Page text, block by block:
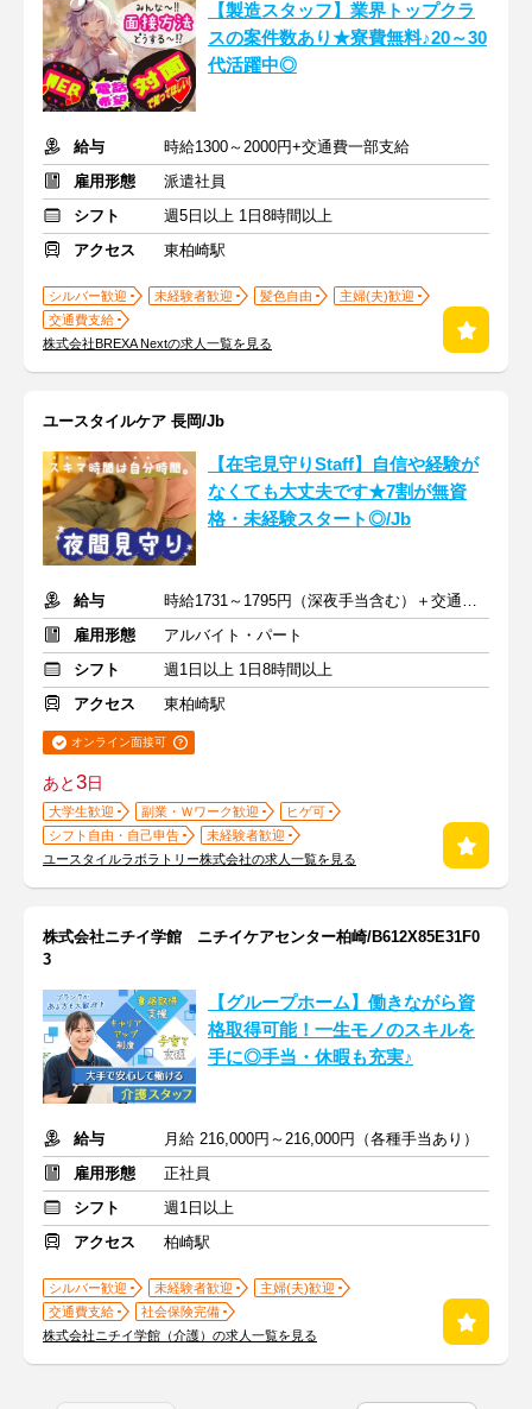
【製造スタッフ】業界トップクラ
スの案件数あり★寮費無料♪20～30
代活躍中◎
給与
時給1300～2000円+交通費一部支給
雇用形態
派遣社員
シフト
週5日以上 1日8時間以上
アクセス
東柏崎駅
シルバー歓迎 未経験者歓迎 髪色自由
主婦(夫)歓迎
交通費支給
株式会社BREXA Nextの求人一覧を見る
ユースタイルケア 長岡/Jb
【在宅見守りStaff】自信や経験が
なくても大丈夫です★7割が無資
格・未経験スタート◎/Jb
給与
時給1731～1795円（深夜手当含む）＋交通費支給
雇用形態
アルバイト・パート
シフト
週1日以上 1日8時間以上
アクセス
東柏崎駅
オンライン面接可
あと3日
大学生歓迎 副業・Ｗワーク歓迎
ヒゲ可
シフト自由・自己申告
未経験者歓迎
ユースタイルラボラトリー株式会社の求人一覧を見る
株式会社ニチイ学館 ニチイケアセンター柏崎/B612X85E31F0
3
【グループホーム】働きながら資
格取得可能！一生モノのスキルを
手に◎手当・休暇も充実♪
給与
月給 216,000円～216,000円（各種手当あり）
雇用形態
正社員
シフト
週1日以上
アクセス
柏崎駅
シルバー歓迎 未経験者歓迎
主婦(夫)歓迎
交通費支給
社会保険完備
株式会社ニチイ学館（介護）の求人一覧を見る